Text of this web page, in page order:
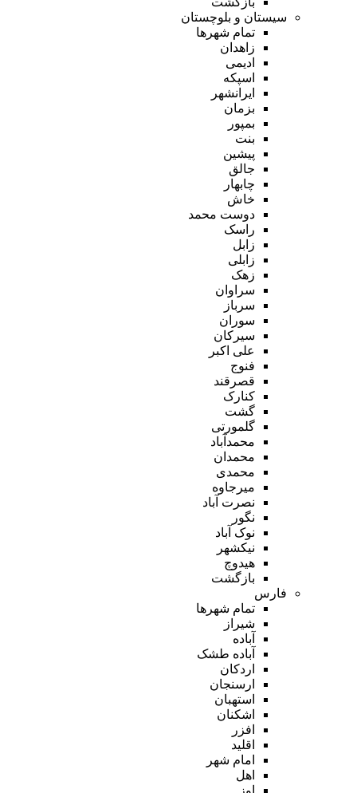
سیستان و بلوچستان
تمام شهر‌ها
زاهدان
ادیمی
اسپکه
ایرانشهر
بزمان
بمپور
بنت
پیشین
جالق
چابهار
خاش
دوست محمد
راسک
زابل
زابلی
زهک
سراوان
سرباز
سوران
سیرکان
علی اکبر
فنوج
قصرقند
کنارک
گشت
گلمورتی
محمدآباد
محمدان
محمدی
میرجاوه
نصرت آباد
نگور
نوک آباد
نیکشهر
هیدوچ
بازگشت
فارس
تمام شهر‌ها
شیراز
آباده
آباده طشک
اردکان
ارسنجان
استهبان
اشکنان
افزر
اقلید
امام شهر
اهل
اوز